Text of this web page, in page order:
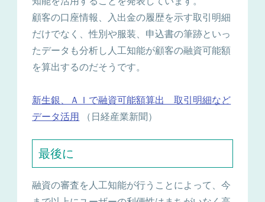
顧客の口座情報、入出金の履歴を示す取引明細
だけでなく、性別や服装、申込書の筆跡といっ
たデータも分析し人工知能が顧客の融資可能額
を算出するのだそうです。
新生銀、ＡＩで融資可能額算出 取引明細など
データ活用
（日経産業新聞）
最後に
融資の審査を人工知能が行うことによって、今